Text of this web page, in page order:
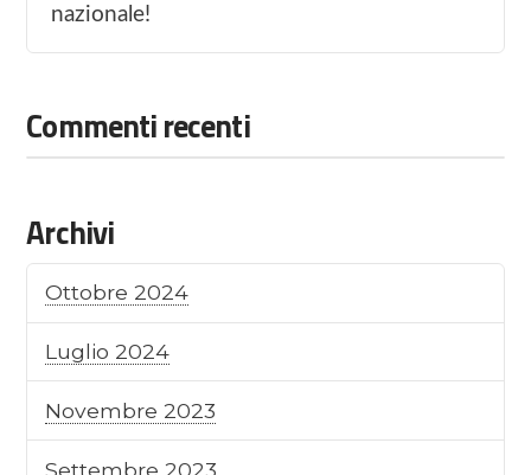
nazionale!
Commenti recenti
Archivi
Ottobre 2024
Luglio 2024
Novembre 2023
Settembre 2023